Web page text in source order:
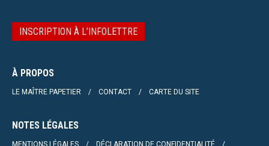
INSCRIPTION À L’INFOLETTRE
À PROPOS
LE MAÎTRE PAPETIER CONTACT CARTE DU SITE
NOTES LÉGALES
MENTIONS LÉGALES DÉCLARATION DE CONFIDENTIALITÉ